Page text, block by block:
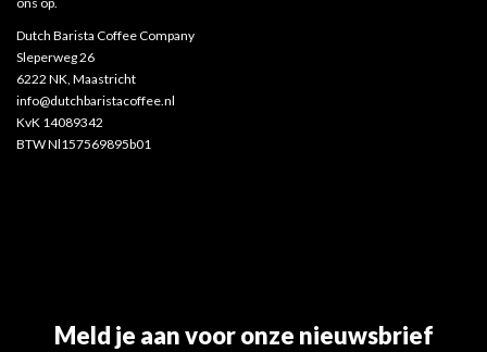
Dutch Barista Coffee Company
Sleperweg 26
6222 NK, Maastricht
info@dutchbaristacoffee.nl
KvK 14089342
BTW Nl157569895b01
Meld je aan voor onze nieuwsbrief